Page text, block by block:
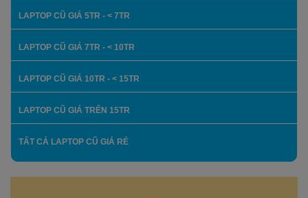
LAPTOP CŨ GIÁ 5TR - < 7TR
LAPTOP CŨ GIÁ 7TR - < 10TR
LAPTOP CŨ GIÁ 10TR - < 15TR
LAPTOP CŨ GIÁ TRÊN 15TR
TẤT CẢ LAPTOP CŨ GIÁ RẺ